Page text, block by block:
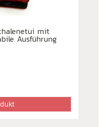
mit
Ausführung